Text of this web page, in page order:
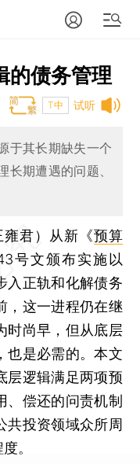
的债务管理
试听
T中
于其长期缺失一个
期遭遇的问题、
君） 从新《预算
号文颁布实施以
入正轨和化解债务
，这一进程仍在继
时尚早，但从底层
也是必需的。本文
层逻辑满足两项预
、偿还的问责机制
共投资领域众所周
。